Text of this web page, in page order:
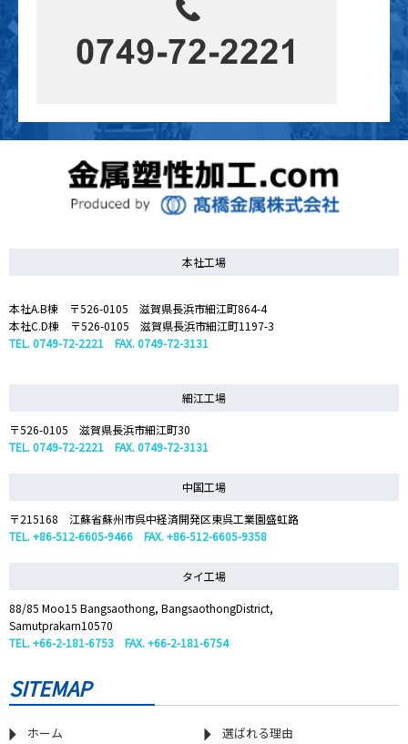
本社工場
本社A.B棟 〒526-0105 滋賀県長浜市細江町864-4
本社C.D棟 〒526-0105 滋賀県長浜市細江町1197-3
TEL. 0749-72-2221 FAX. 0749-72-3131
細江工場
〒526-0105 滋賀県長浜市細江町30
TEL. 0749-72-2221 FAX. 0749-72-3131
中国工場
〒215168 江蘇省蘇州市呉中経済開発区東呉工業園盛虹路
TEL. +86-512-6605-9466 FAX. +86-512-6605-9358
タイ工場
88/85 Moo15 Bangsaothong, BangsaothongDistrict,
Samutprakarn10570
TEL. +66-2-181-6753 FAX. +66-2-181-6754
SITEMAP
ホーム 選ばれる理由